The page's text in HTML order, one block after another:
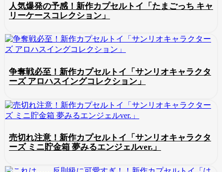
人気爆発の予感！新作カプセルトイ「たまごっち キャ
リーケースコレクション」
争奪戦必至！新作カプセルトイ「サンリオキャラクタ
ーズ アロハスイングコレクション」
売切れ注意！新作カプセルトイ「サンリオキャラクタ
ーズ ミニ貯金箱 夢みるエンジェルver.」